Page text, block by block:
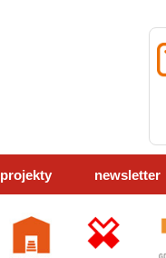
projekty newsletter